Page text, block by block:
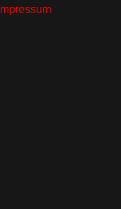
Impressum